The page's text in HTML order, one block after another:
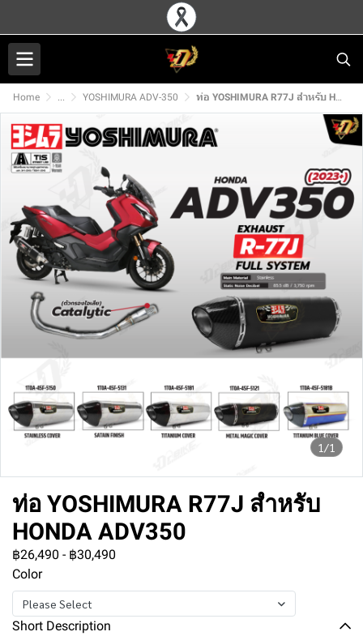
Home ... YOSHIMURA ADV-350 ท่อ YOSHIMURA R77J สำหรับ HONDA ADV350
1/1
ท่อ YOSHIMURA R77J สำหรับ
HONDA ADV350
฿26,490 - ฿30,490
Color
Please Select
Short Description